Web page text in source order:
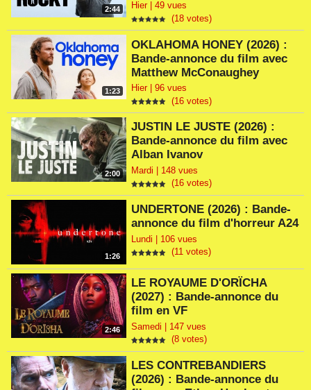
2:44
Hier | 49 vues
(18 votes)
1:23
OKLAHOMA HONEY (2026) :
Bande-annonce du film avec
Matthew McConaughey
Hier | 96 vues
(16 votes)
2:00
JUSTIN LE JUSTE (2026) :
Bande-annonce du film avec
Alban Ivanov
Mardi | 148 vues
(16 votes)
1:26
UNDERTONE (2026) : Bande-
annonce du film d'horreur A24
Lundi | 106 vues
(11 votes)
2:46
LE ROYAUME D'ORÏCHA
(2027) : Bande-annonce du
film en VF
Samedi | 147 vues
(8 votes)
LES CONTREBANDIERS
(2026) : Bande-annonce du